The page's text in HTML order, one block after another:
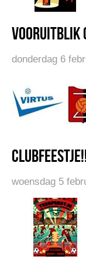
Vooruitblik
donderdag 6
woensdag 5